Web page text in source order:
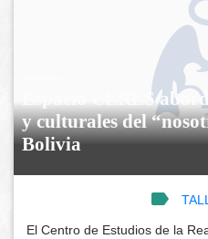
Espacio CERES
y culturales del
Bolivia
El Centro de Estudios de la